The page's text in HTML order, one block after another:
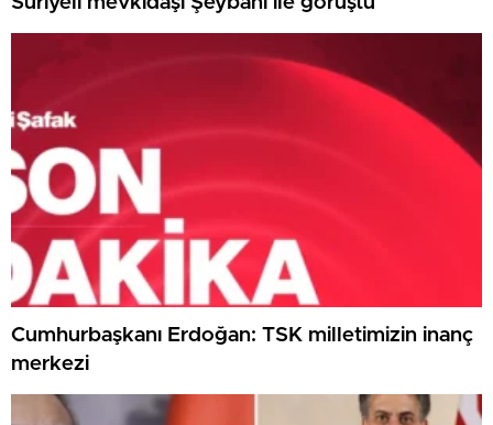
Cumhurbaşkanı Erdoğan: TSK milletimizin inanç
merkezi